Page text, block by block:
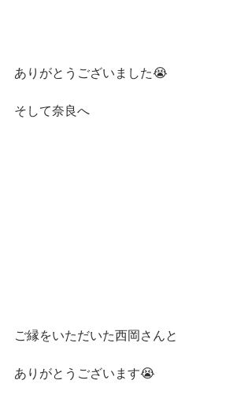
ありがとうございました😭
そして奈良へ
ご縁をいただいた西岡さんと
ありがとうございます😭